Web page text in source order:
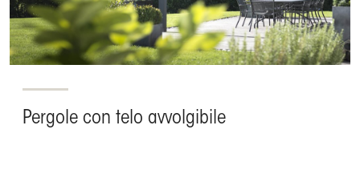
Pergole con telo avvolgibile